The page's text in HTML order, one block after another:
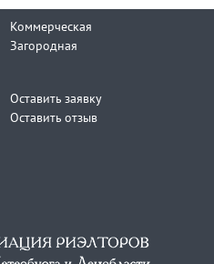
Коммерческая
Загородная
Оставить заявку
Оставить отзыв